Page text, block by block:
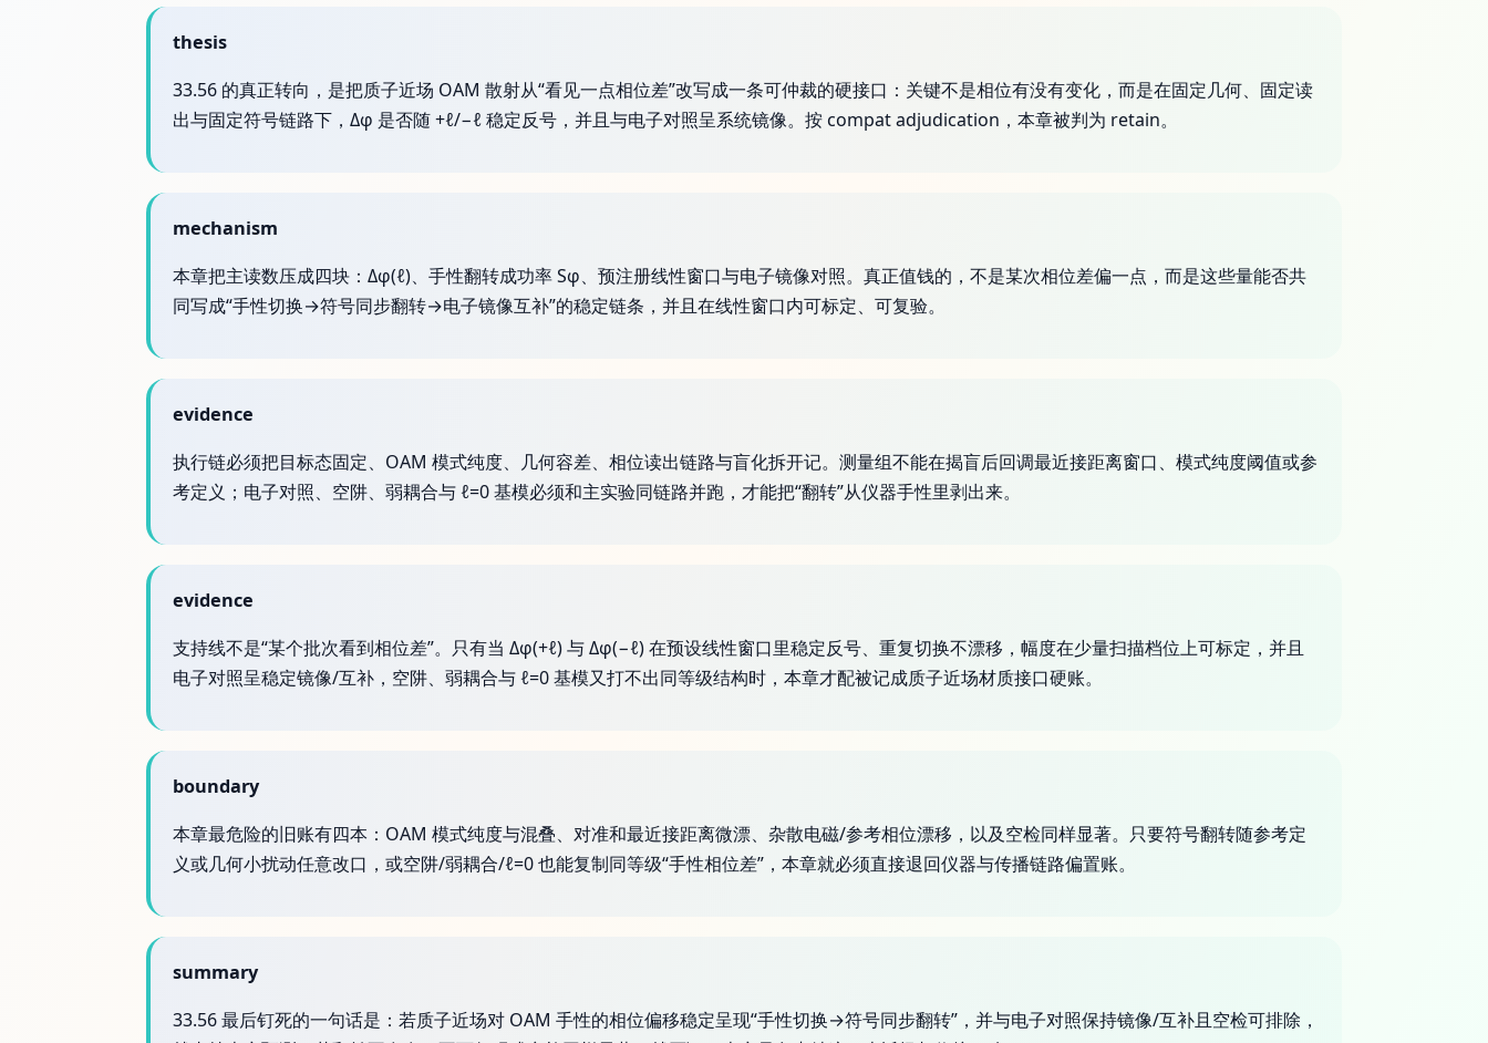
thesis
33.56 的真正转向，是把质子近场 OAM 散射从“看见一点相位差”改写成一条可仲裁的硬接口：关键不是相位有没有变化，而是在固定几何、固定读
出与固定符号链路下，Δφ 是否随 +ℓ/−ℓ 稳定反号，并且与电子对照呈系统镜像。按 compat adjudication，本章被判为 retain。
mechanism
本章把主读数压成四块：Δφ(ℓ)、手性翻转成功率 Sφ、预注册线性窗口与电子镜像对照。真正值钱的，不是某次相位差偏一点，而是这些量能否共
同写成“手性切换→符号同步翻转→电子镜像互补”的稳定链条，并且在线性窗口内可标定、可复验。
evidence
执行链必须把目标态固定、OAM 模式纯度、几何容差、相位读出链路与盲化拆开记。测量组不能在揭盲后回调最近接距离窗口、模式纯度阈值或参
考定义；电子对照、空阱、弱耦合与 ℓ=0 基模必须和主实验同链路并跑，才能把“翻转”从仪器手性里剥出来。
evidence
支持线不是“某个批次看到相位差”。只有当 Δφ(+ℓ) 与 Δφ(−ℓ) 在预设线性窗口里稳定反号、重复切换不漂移，幅度在少量扫描档位上可标定，并且
电子对照呈稳定镜像/互补，空阱、弱耦合与 ℓ=0 基模又打不出同等级结构时，本章才配被记成质子近场材质接口硬账。
boundary
本章最危险的旧账有四本：OAM 模式纯度与混叠、对准和最近接距离微漂、杂散电磁/参考相位漂移，以及空检同样显著。只要符号翻转随参考定
义或几何小扰动任意改口，或空阱/弱耦合/ℓ=0 也能复制同等级“手性相位差”，本章就必须直接退回仪器与传播链路偏置账。
summary
33.56 最后钉死的一句话是：若质子近场对 OAM 手性的相位偏移稳定呈现“手性切换→符号同步翻转”，并与电子对照保持镜像/互补且空检可排除，